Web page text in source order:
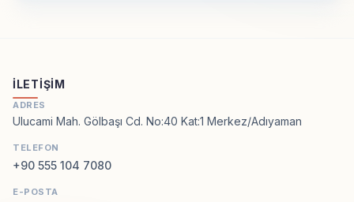
İLETIŞIM
ADRES
Ulucami Mah. Gölbaşı Cd. No:40 Kat:1 Merkez/Adıyaman
TELEFON
+90 555 104 7080
E-POSTA